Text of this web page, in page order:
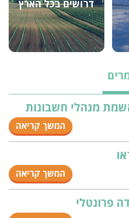
אזורי לחברת מלונות באזור
תעשייתית באזור השפלה
לחברה בפתח תקווה
מלונות באזור ירושלים
דרושים בכל הארץ
מנהלי חשבונות
המשך קריאה
המשך קריאה
פרונטלי